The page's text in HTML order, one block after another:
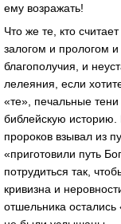
ему возражать!
Что же те, кто
залогом и прологом и
благополучия, и
лелеяния, если
«те», печальные
библейскую историю.
пророков взывал из
«приготовили путь
потрудиться так,
кривизна и
отшельника